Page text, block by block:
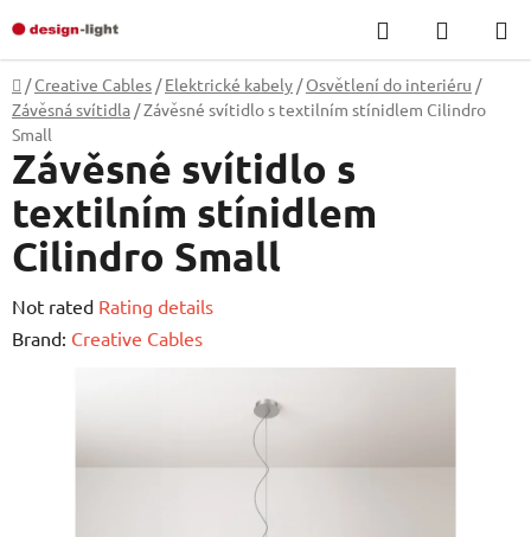
to
content
Search
CART
Home
/ Creative Cables / Elektrické kabely / Osvětlení do interiéru /
Závěsná svítidla /Závěsné svítidlo s textilním stínidlem Cilindro
Small
Závěsné svítidlo s
textilním stínidlem
Cilindro Small
The
average
Not rated Rating details
Brand: Creative Cables